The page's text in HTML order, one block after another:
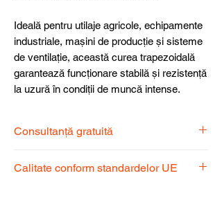
Ideală pentru utilaje agricole, echipamente
industriale, mașini de producție și sisteme
de ventilație, această curea trapezoidală
garantează funcționare stabilă și rezistență
la uzură în condiții de muncă intense.
Consultanță gratuită
dispoziție pentru a alege produsul
Calitate conform standardelor UE